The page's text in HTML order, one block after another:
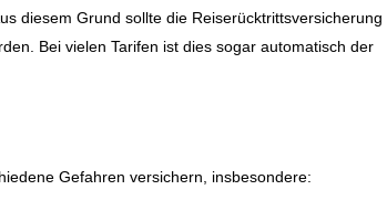
diesem Grund sollte die Reiserücktrittsversicherung
Bei vielen Tarifen ist dies sogar automatisch der
Gefahren versichern, insbesondere: